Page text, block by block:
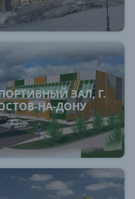
ЗАЛ, Г.
НА-ДОНУ